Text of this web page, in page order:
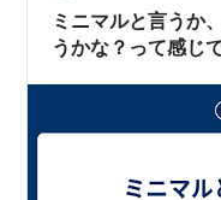
休暇でございます。
ミニマルと言うか
うかな？って感じ